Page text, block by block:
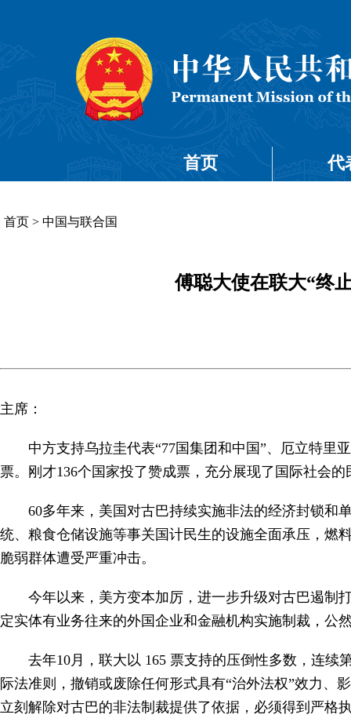
首页 代
首页 > 中国与联合国
傅聪大使在联大“终
主席：
中方支持乌拉圭代表“77国集团和中国”、厄立特里
票。刚才136个国家投了赞成票，充分展现了国际社会
60多年来，美国对古巴持续实施非法的经济封锁和
统、粮食仓储设施等事关国计民生的设施全面承压，燃
脆弱群体遭受严重冲击。
今年以来，美方变本加厉，进一步升级对古巴遏制
定实体有业务往来的外国企业和金融机构实施制裁，公
去年10月，联大以 165 票支持的压倒性多数，连续
际法准则，撤销或废除任何形式具有“治外法权”效力
立刻解除对古巴的非法制裁提供了依据，必须得到严格